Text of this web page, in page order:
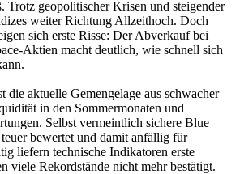
Trotz geopolitischer Krisen und steigender
weiter Richtung Allzeithoch. Doch
sich erste Risse: Der Abverkauf bei
Aktien macht deutlich, wie schnell sich
die aktuelle Gemengelage aus schwacher
in den Sommermonaten und
Selbst vermeintlich sichere Blue
bewertet und damit anfällig für
liefern technische Indikatoren erste
viele Rekordstände nicht mehr bestätigt.